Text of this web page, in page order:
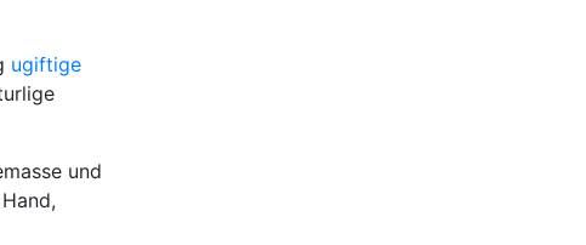
ugiftige
und